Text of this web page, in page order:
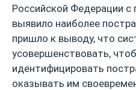
Российской Федерации
выявило наиболее
пришло к выводу, что
усовершенствовать,
идентифицировать
оказывать им